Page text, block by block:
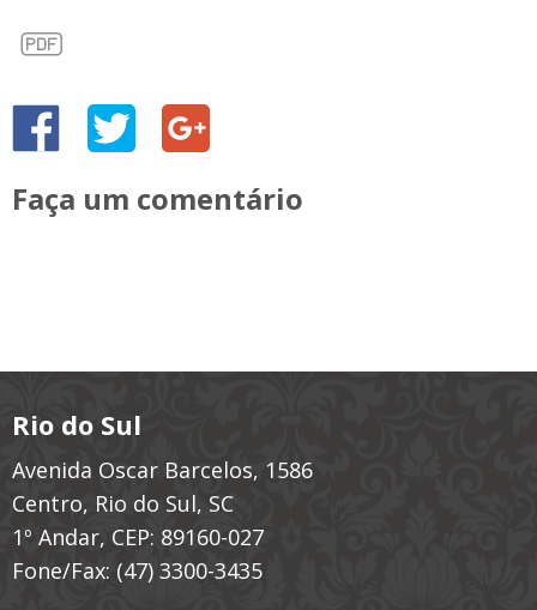
Faça um comentário
Rio do Sul
Avenida Oscar Barcelos, 1586
Centro, Rio do Sul, SC
1º Andar, CEP: 89160-027
Fone/Fax: (47) 3300-3435